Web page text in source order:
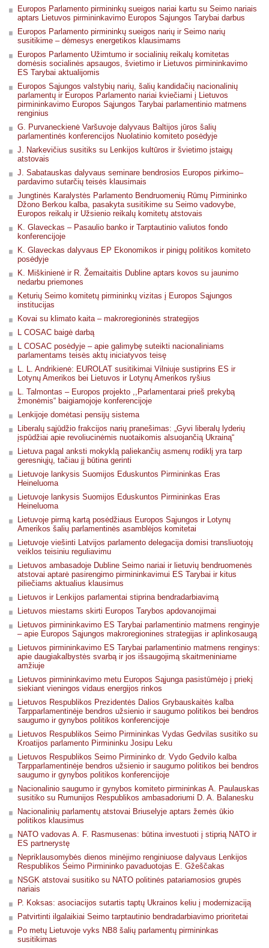
Europos Parlamento pirmininkų sueigos nariai kartu su Seimo nariais
aptars Lietuvos pirmininkavimo Europos Sąjungos Tarybai darbus
Europos Parlamento pirmininkų sueigos narių ir Seimo narių
susitikime – dėmesys energetikos klausimams
Europos Parlamento Užimtumo ir socialinių reikalų komitetas
domėsis socialinės apsaugos, švietimo ir Lietuvos pirmininkavimo
ES Tarybai aktualijomis
Europos Sąjungos valstybių narių, šalių kandidačių nacionalinių
parlamentų ir Europos Parlamento nariai kviečiami į Lietuvos
pirmininkavimo Europos Sąjungos Tarybai parlamentinio matmens
renginius
G. Purvaneckienė Varšuvoje dalyvaus Baltijos jūros šalių
parlamentinės konferencijos Nuolatinio komiteto posėdyje
J. Narkevičius susitiks su Lenkijos kultūros ir švietimo įstaigų
atstovais
J. Sabatauskas dalyvaus seminare bendrosios Europos pirkimo–
pardavimo sutarčių teisės klausimais
Jungtinės Karalystės Parlamento Bendruomenių Rūmų Pirmininko
Džono Berkou kalba, pasakyta susitikime su Seimo vadovybe,
Europos reikalų ir Užsienio reikalų komitetų atstovais
K. Glaveckas – Pasaulio banko ir Tarptautinio valiutos fondo
konferencijoje
K. Glaveckas dalyvaus EP Ekonomikos ir pinigų politikos komiteto
posėdyje
K. Miškinienė ir R. Žemaitaitis Dubline aptars kovos su jaunimo
nedarbu priemones
Keturių Seimo komitetų pirmininkų vizitas į Europos Sąjungos
institucijas
Kovai su klimato kaita – makroregioninės strategijos
L COSAC baigė darbą
L COSAC posėdyje – apie galimybę suteikti nacionaliniams
parlamentams teisės aktų iniciatyvos teisę
L. L. Andrikienė: EUROLAT susitikimai Vilniuje sustiprins ES ir
Lotynų Amerikos bei Lietuvos ir Lotynų Amerikos ryšius
L. Talmontas – Europos projekto ,,Parlamentarai prieš prekybą
žmonėmis“ baigiamojoje konferencijoje
Lenkijoje domėtasi pensijų sistema
Liberalų sąjūdžio frakcijos narių pranešimas: „Gyvi liberalų lyderių
įspūdžiai apie revoliucinėmis nuotaikomis alsuojančią Ukrainą“
Lietuva pagal anksti mokyklą paliekančių asmenų rodiklį yra tarp
geresniųjų, tačiau jį būtina gerinti
Lietuvoje lankysis Suomijos Eduskuntos Pirmininkas Eras
Heineluoma
Lietuvoje lankysis Suomijos Eduskuntos Pirmininkas Eras
Heineluoma
Lietuvoje pirmą kartą posėdžiaus Europos Sąjungos ir Lotynų
Amerikos šalių parlamentinės asamblėjos komitetai
Lietuvoje viešinti Latvijos parlamento delegacija domisi transliuotojų
veiklos teisiniu reguliavimu
Lietuvos ambasadoje Dubline Seimo nariai ir lietuvių bendruomenės
atstovai aptarė pasirengimo pirmininkavimui ES Tarybai ir kitus
piliečiams aktualius klausimus
Lietuvos ir Lenkijos parlamentai stiprina bendradarbiavimą
Lietuvos miestams skirti Europos Tarybos apdovanojimai
Lietuvos pirmininkavimo ES Tarybai parlamentinio matmens renginyje
– apie Europos Sąjungos makroregionines strategijas ir aplinkosaugą
Lietuvos pirmininkavimo ES Tarybai parlamentinio matmens renginys:
apie daugiakalbystės svarbą ir jos išsaugojimą skaitmeniniame
amžiuje
Lietuvos pirmininkavimo metu Europos Sąjunga pasistūmėjo į priekį
siekiant vieningos vidaus energijos rinkos
Lietuvos Respublikos Prezidentės Dalios Grybauskaitės kalba
Tarpparlamentinėje bendros užsienio ir saugumo politikos bei bendros
saugumo ir gynybos politikos konferencijoje
Lietuvos Respublikos Seimo Pirmininkas Vydas Gedvilas susitiko su
Kroatijos parlamento Pirmininku Josipu Leku
Lietuvos Respublikos Seimo Pirmininko dr. Vydo Gedvilo kalba
Tarpparlamentinėje bendros užsienio ir saugumo politikos bei bendros
saugumo ir gynybos politikos konferencijoje
Nacionalinio saugumo ir gynybos komiteto pirmininkas A. Paulauskas
susitiko su Rumunijos Respublikos ambasadoriumi D. A. Balanesku
Nacionalinių parlamentų atstovai Briuselyje aptars žemės ūkio
politikos klausimus
NATO vadovas A. F. Rasmusenas: būtina investuoti į stiprią NATO ir
ES partnerystę
Nepriklausomybės dienos minėjimo renginiuose dalyvaus Lenkijos
Respublikos Seimo Pirmininko pavaduotojas E. Gžeščakas
NSGK atstovai susitiko su NATO politinės patariamosios grupės
nariais
P. Koksas: asociacijos sutartis taptų Ukrainos keliu į modernizaciją
Patvirtinti ilgalaikiai Seimo tarptautinio bendradarbiavimo prioritetai
Po metų Lietuvoje vyks NB8 šalių parlamentų pirmininkas
susitikimas